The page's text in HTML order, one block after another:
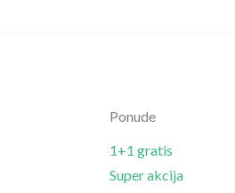
Ponude
1+1 gratis
Super akcija